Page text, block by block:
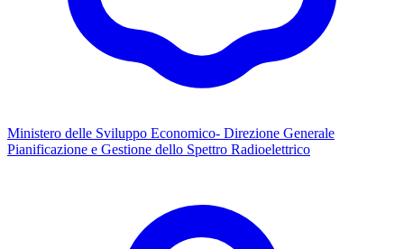
Ministero delle Sviluppo Economico- Direzione Generale
Pianificazione e Gestione dello Spettro Radioelettrico